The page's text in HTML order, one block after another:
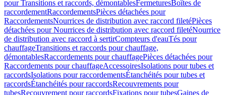
pour Transitions et raccords, démontablesFermeturesBoîtes de
raccordementRaccordementsPièces détachées pour
RaccordementsNourrices de distribution avec raccord filetéPièces
détachées pour Nourrices de distribution avec raccord filetéNourrice
de distribution avec raccord à sertirCompteurs d'eauTés pour
chauffageTransitions et raccords pour chauffage,
démontablesRaccordements pour chauffagePièces détachées pour
Raccordements pour chauffageAccessoiresIsolations pour tubes et
raccordsIsolations pour raccordementsÉtanchéités pour tubes et
raccordsÉtanchéités pour raccordsRecouvrements pour
tubesRecouvrement pour raccordsFixations pour tubesGaines de